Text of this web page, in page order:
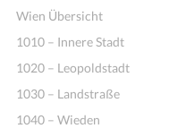
Wien Übersicht
1010 – Innere Stadt
1020 – Leopoldstadt
1030 – Landstraße
1040 – Wieden